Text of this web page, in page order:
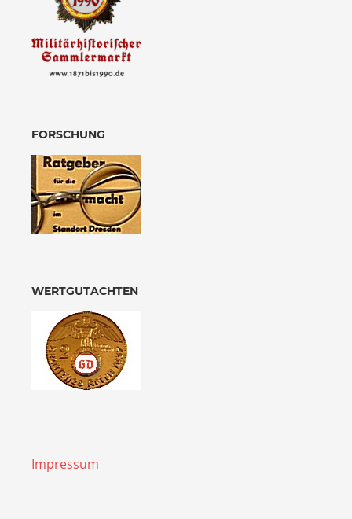
FORSCHUNG
WERTGUTACHTEN
Impressum